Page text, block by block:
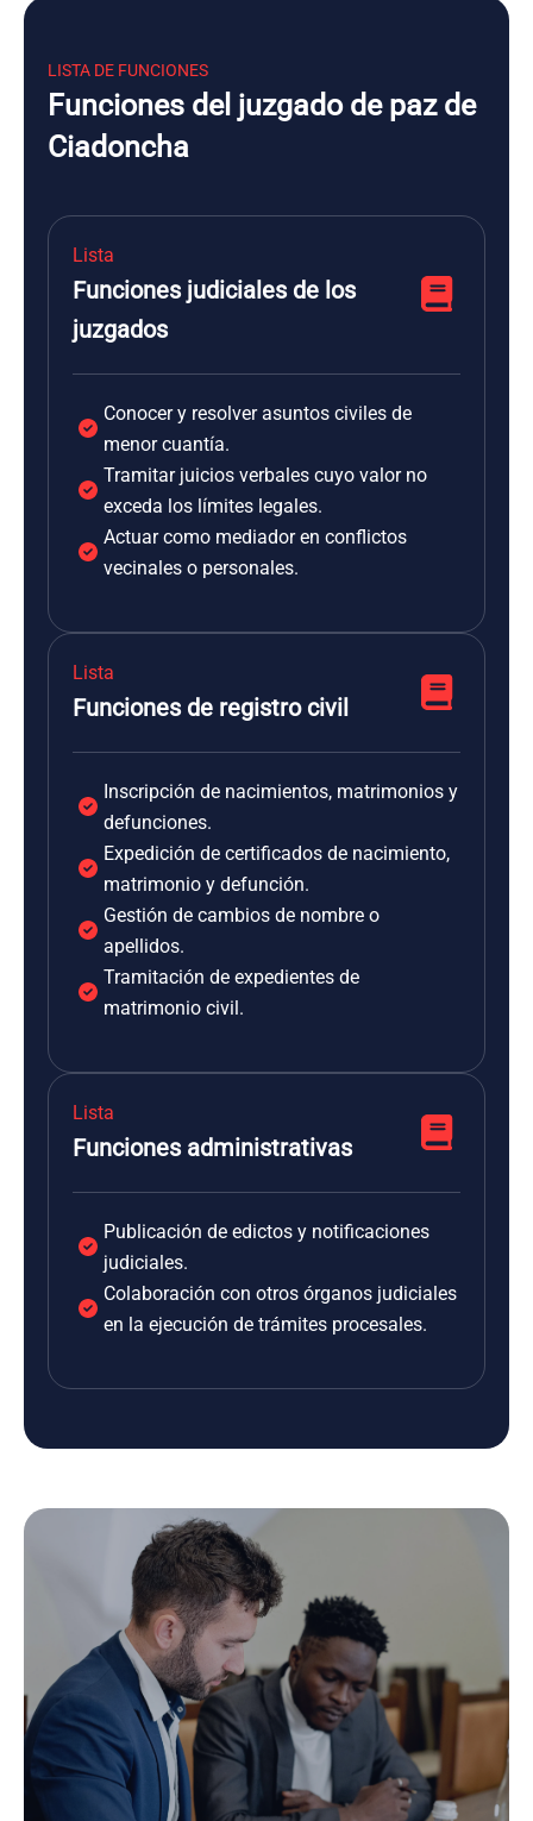
LISTA DE FUNCIONES
Funciones del juzgado de paz de
Ciadoncha
Lista
Funciones judiciales de los
juzgados
Conocer y resolver asuntos civiles de
menor cuantía.
Tramitar juicios verbales cuyo valor no
exceda los límites legales.
Actuar como mediador en conflictos
vecinales o personales.
Lista
Funciones de registro civil
Inscripción de nacimientos, matrimonios y
defunciones.
Expedición de certificados de nacimiento,
matrimonio y defunción.
Gestión de cambios de nombre o
apellidos.
Tramitación de expedientes de
matrimonio civil.
Lista
Funciones administrativas
Publicación de edictos y notificaciones
judiciales.
Colaboración con otros órganos judiciales
en la ejecución de trámites procesales.